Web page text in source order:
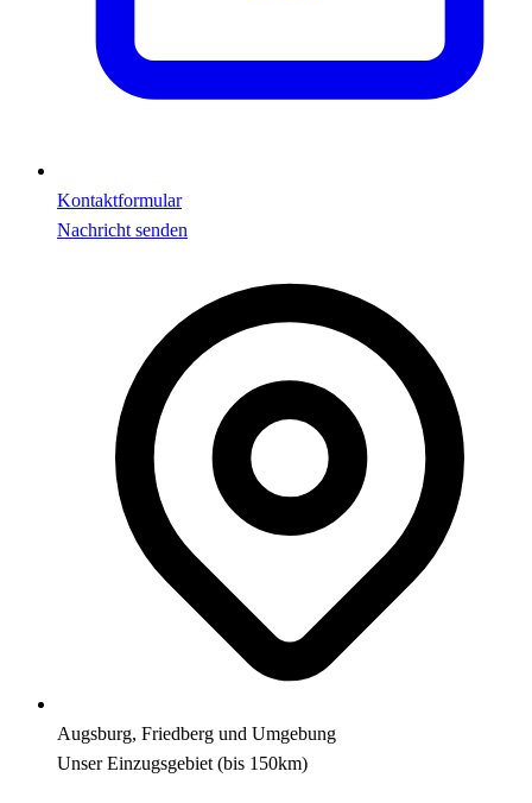
Kontaktformular
Nachricht senden
Augsburg, Friedberg und Umgebung
Unser Einzugsgebiet (bis 150km)